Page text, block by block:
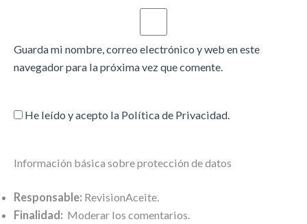
Guarda mi nombre, correo electrónico y web en este
navegador para la próxima vez que comente.
He leído y acepto la Política de Privacidad.
Información básica sobre protección de datos
Responsable: RevisionAceite.
Finalidad: Moderar los comentarios.